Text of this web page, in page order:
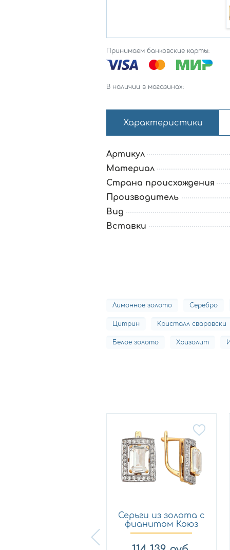
Принимаем банковские карты:
В наличии в магазинах:
Характеристики
Артикул
Материал
Страна происхождения
Производитель
Вид
Вставки
Лимонное золото Серебро
Цитрин Кристалл сваровски
Белое золото Хризолит
Серьги из золота с
фианитом Коюз
2201...